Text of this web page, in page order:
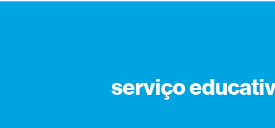
serviço